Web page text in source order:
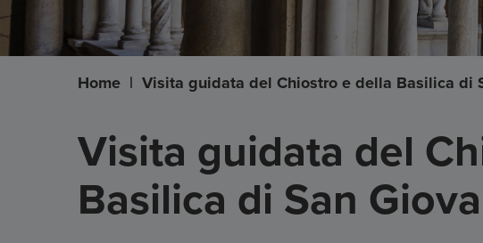
Home | Visita guidata del Chiostro e della Basilica di
Visita guidata del
Basilica di San